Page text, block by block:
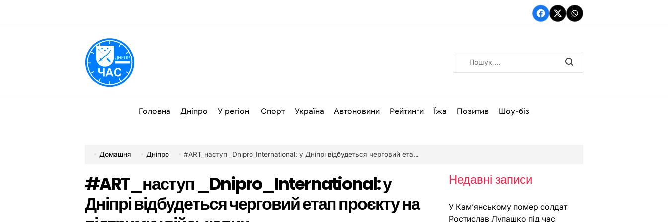
вмісту
Facebook
TwitterWhatsApp
Головна Дніпро У регіоні Спорт Україна Автоновини Рейтинги Їжа Позитив Шоу-біз
Домашня Дніпро #ART_наступ _Dnipro_International: у Дніпрі відбудеться черговий етап проєкту на підтримку військових
#ART_наступ _Dnipro_International: у
Дніпрі відбудеться черговий етап проєкту на
Недавні записи
У Кам’янському помер солдат
Ростислав Лупашко під час